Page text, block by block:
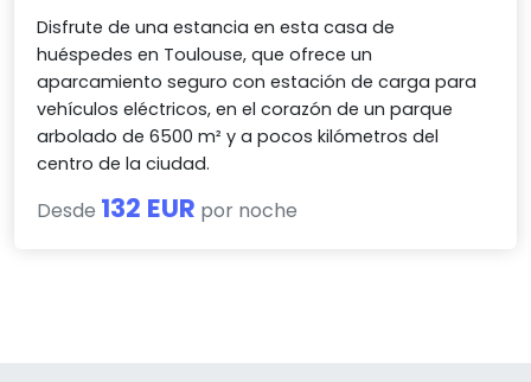
Disfrute de una estancia en esta casa de
huéspedes en Toulouse, que ofrece un
aparcamiento seguro con estación de carga para
vehículos eléctricos, en el corazón de un parque
arbolado de 6500 m² y a pocos kilómetros del
centro de la ciudad.
Desde 132 EUR por noche